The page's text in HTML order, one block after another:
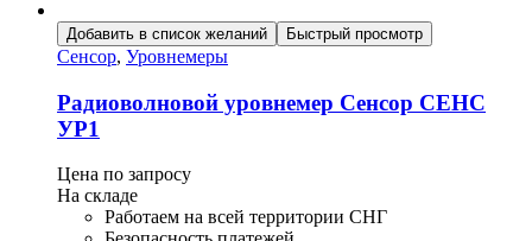
Добавить в список желаний Быстрый просмотр
Сенсор, Уровнемеры
Радиоволновой уровнемер Сенсор СЕНС
УР1
Цена по запросу
На складе
Работаем на всей территории СНГ